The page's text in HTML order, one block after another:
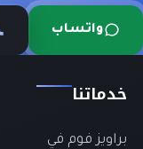
واتساب
خدماتنا
براويز فوم في